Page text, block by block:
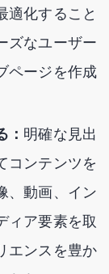
適化すること
ズなユーザー
ページを作成
： 明確な見出
コンテンツを
、動画、イン
ィア要素を取
エンスを豊か